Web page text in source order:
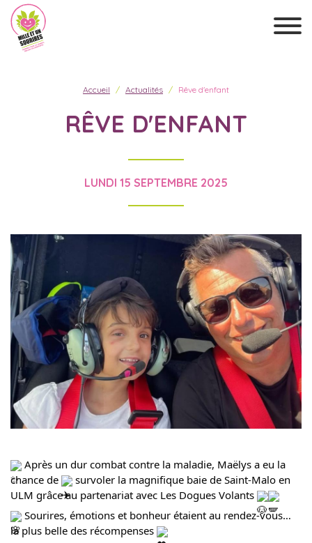
Accueil Actualités Rêve d'enfant
RÊVE D'ENFANT
LUNDI 15 SEPTEMBRE 2025
Après un dur combat contre la maladie, Maëlys a eu la
chance de
survoler la magnifique baie de Saint-Malo en
ULM grâce au partenariat avec Les Dogues Volants
Sourires, émotions et bonheur étaient au rendez-vous…
la plus belle des récompenses